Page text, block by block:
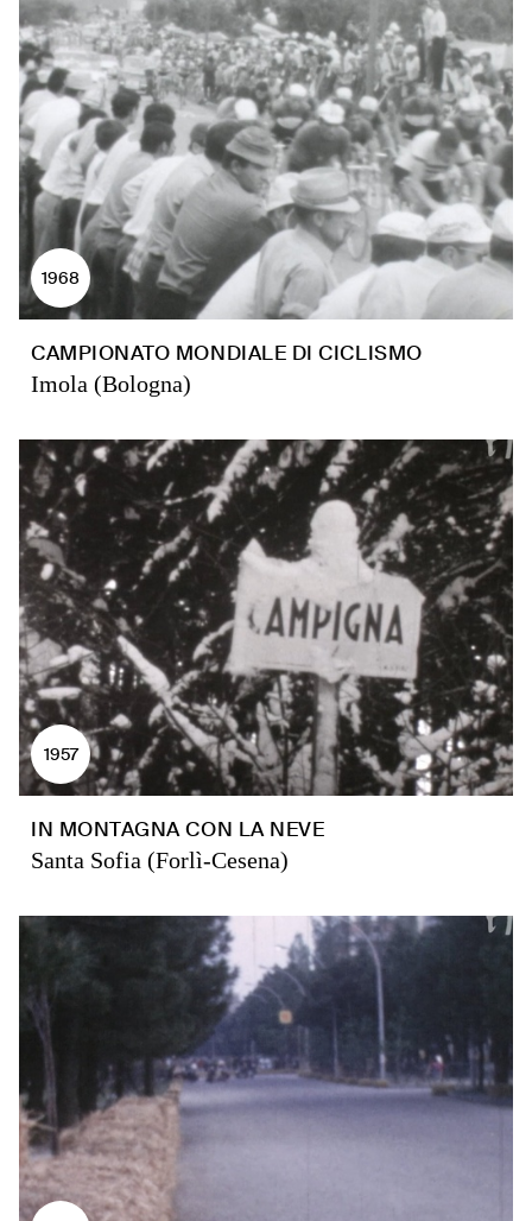
1968
CAMPIONATO MONDIALE DI CICLISMO
Imola (Bologna)
1957
IN MONTAGNA CON LA NEVE
Santa Sofia (Forlì-Cesena)